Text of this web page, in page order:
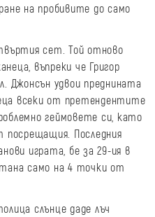
на пробивите до само
сет. Той отново
въпреки че Григор
Джонсън удвои преднината
всеки от претендентите
геймовете си, като
посрещащия. Последния
играта, бе за 29-ия в
само на 4 точки от
слънце даде лъч